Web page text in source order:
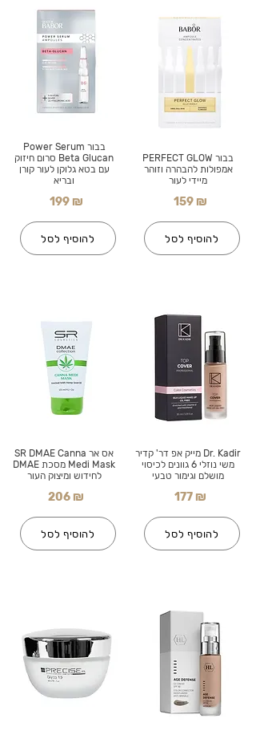
בבור Power Serum
Beta Glucan סרום חיזוק
עם בטא גלוקן לעור קורן
ובריא
199 ₪
להוסיף לסל
אס אר SR DMAE Canna
Medi Mask מסכת DMAE
לחידוש ומיצוק העור
206 ₪
להוסיף לסל
בבור PERFECT GLOW
אמפולות להבהרה וזוהר
מיידי לעור
159 ₪
להוסיף לסל
Dr. Kadir מייק אפ דר' קדיר
משי נוזלי 6 גוונים לכיסוי
מושלם וגימור טבעי
177 ₪
להוסיף לסל